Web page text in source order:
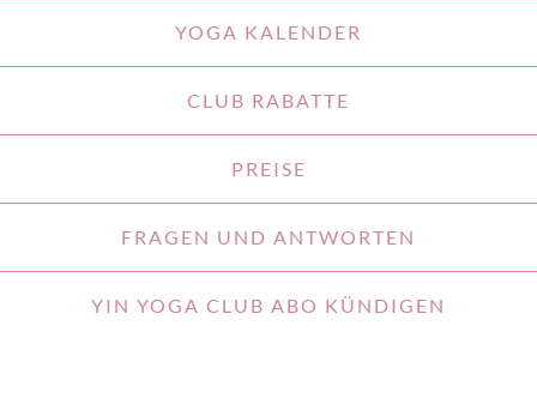
YOGA KALENDER
CLUB RABATTE
PREISE
FRAGEN UND ANTWORTEN
YIN YOGA CLUB ABO KÜNDIGEN